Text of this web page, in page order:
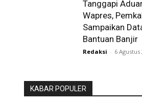
Tanggapi
Wapres,
Sampaikan
Bantuan Banjir
Redaksi - 6 Agustus
KABAR POPULER